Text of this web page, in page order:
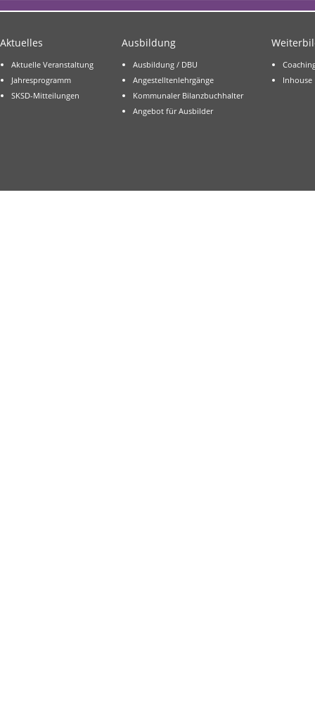
Aktuelles
Aktuelle Veranstaltung
Jahresprogramm
SKSD-Mitteilungen
Ausbildung
Ausbildung / DBU
Angestelltenlehrgänge
Kommunaler Bilanzbuchhalter
Angebot für Ausbilder
Inhouse